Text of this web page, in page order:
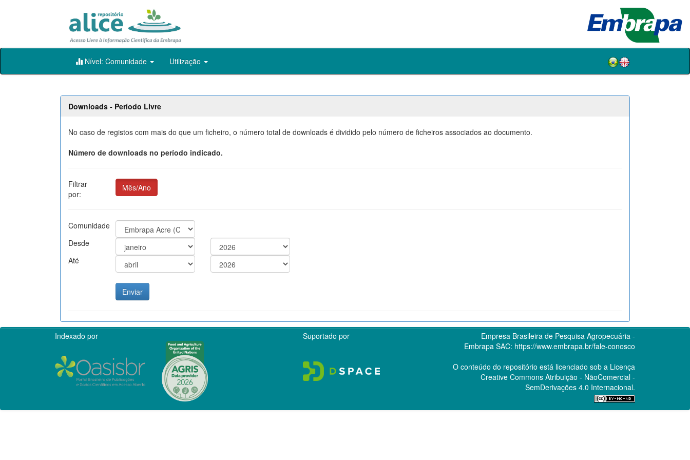
Skip
Nível: Comunidade Utilização
Downloads - Período Livre
No caso de registos com mais do que um ficheiro, o número total de downloads é dividido pelo número de ficheiros associados ao documento.
Número de downloads no período indicado.
Filtrar
por:
Mês/Ano
Comunidade
Desde
Até
Indexado por Suportado por
Empresa Brasileira de Pesquisa Agropecuária -
Embrapa SAC: https://www.embrapa.br/fale-conosco
O conteúdo do repositório está licenciado sob a Licença
Creative CommonsAtribuição - NãoComercial -
SemDerivações 4.0 Internacional.